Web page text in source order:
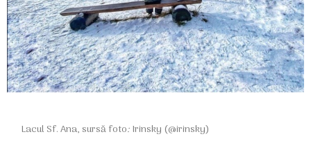
Lacul Sf. Ana, sursă foto:Irinsky (@irinsky)